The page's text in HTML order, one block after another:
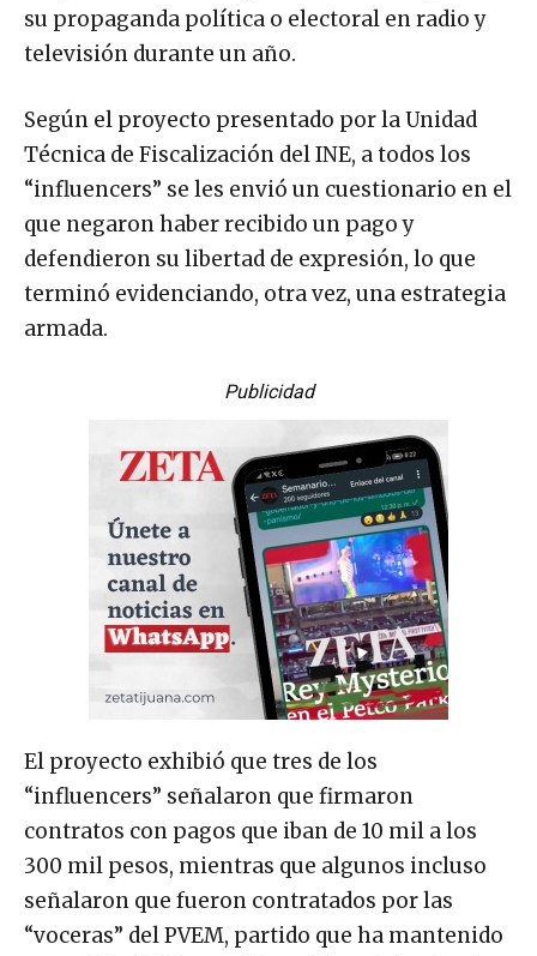
su propaganda política o electoral en radio y
televisión durante un año.
Según el proyecto presentado por la Unidad
Técnica de Fiscalización del INE, a todos los
“influencers” se les envió un cuestionario en el
que negaron haber recibido un pago y
defendieron su libertad de expresión, lo que
terminó evidenciando, otra vez, una estrategia
armada.
Publicidad
El proyecto exhibió que tres de los
“influencers” señalaron que firmaron
contratos con pagos que iban de 10 mil a los
300 mil pesos, mientras que algunos incluso
señalaron que fueron contratados por las
“voceras” del PVEM, partido que ha mantenido